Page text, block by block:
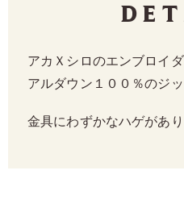
アカＸシロのエンブロイ
アルダウン１００％のジ
金具にわずかなハゲがあり